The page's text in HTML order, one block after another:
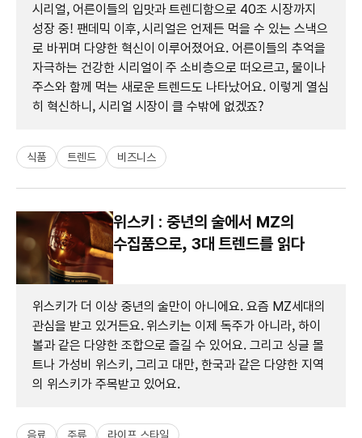
시리얼, 어른이들의 입맛과 트렌디함으로 40조 시장까지
성장 중! 팬데믹 이후, 시리얼은 언제든 먹을 수 있는 스낵으
로 바뀌며 다양한 혁신이 이루어졌어요. 어른이들의 추억을
자극하는 건강한 시리얼이 주 소비층으로 떠오르고, 물이나
주스와 함께 먹는 새로운 트렌드도 나타났어요. 이렇게 열심
히 혁신하니, 시리얼 시장이 클 수밖에 없겠죠?
식품 트렌드 비즈니스
위스키 : 중년의 술에서 MZ의
수집품으로, 3대 트렌드를 읽다
위스키가 더 이상 중년의 술만이 아니에요. 요즘 MZ세대의
관심을 받고 있거든요. 위스키는 이제 독주가 아니라, 하이
볼과 같은 다양한 조합으로 즐길 수 있어요. 그리고 싱글 몰
트나 가성비 위스키, 그리고 대만, 한국과 같은 다양한 지역
의 위스키가 주목받고 있어요.
음료 주류 라이프 스타일